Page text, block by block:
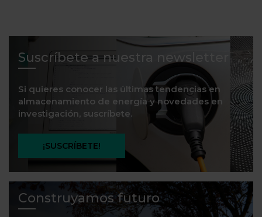
Suscríbete a nuestra newsletter
Si quieres conocer las últimas tendencias en
almacenamiento de energía y novedades en
investigación, suscríbete.
¡SUSCRÍBETE!
Construyamos futuro